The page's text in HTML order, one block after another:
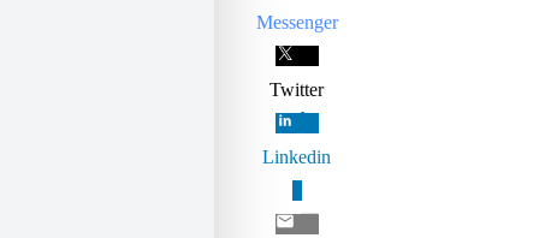
Messenger
Twitter
Linkedin